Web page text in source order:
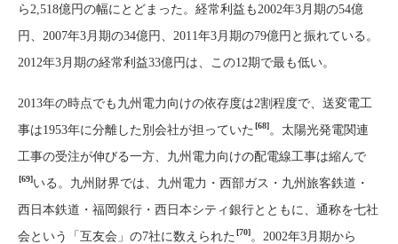
ら2,518億円の幅にとどまった。経常利益も2002年3月期の54億
円、2007年3月期の34億円、2011年3月期の79億円と振れている。
2012年3月期の経常利益33億円は、この12期で最も低い。
2013年の時点でも九州電力向けの依存度は2割程度で、送変電工
事は1953年に分離した別会社が担っていた [68]。太陽光発電関連
工事の受注が伸びる一方、九州電力向けの配電線工事は縮んで
[69]いる。九州財界では、九州電力・西部ガス・九州旅客鉄道・
西日本鉄道・福岡銀行・西日本シティ銀行とともに、通称を七社
会という「互友会」の7社に数えられた [70]。2002年3月期から